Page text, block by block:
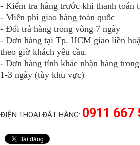
- Kiểm tra hàng trước khi thanh toán
- Miễn phí giao hàng toàn quốc
- Đổi trả hàng trong vòng 7 ngày
- Đơn hàng tại Tp. HCM giao liền
theo giờ khách yêu cầu.
- Đơn hàng tỉnh khác nhận hàng
1-3 ngày (tùy khu vực)
ĐIỆN THOẠI ĐẶT HÀNG: 0911 667